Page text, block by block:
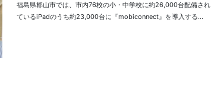
福島県郡山市では、市内76校の小・中学校に約26,000台配備され
ているiPadのうち約23,000台に『mobiconnect』を導入する…